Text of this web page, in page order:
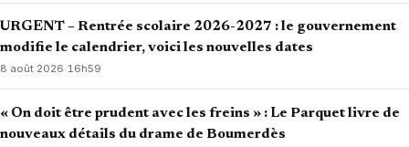
URGENT – Rentrée scolaire 2026-2027 : le gouvernement
modifie le calendrier, voici les nouvelles dates
8 août 2026·16h59
« On doit être prudent avec les freins » : Le Parquet livre de
nouveaux détails du drame de Boumerdès